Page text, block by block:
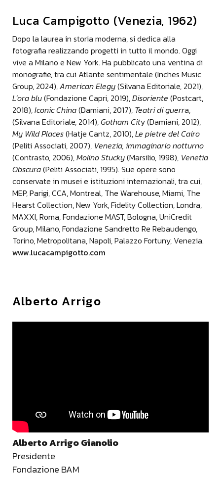
quindi questo lavoro si integra perfettamente.
Luca Campigotto - Fotografo
Finalmente una mostra molto bella che raccoglie il
lavoro di quattro grandi fotografi che sono anche
amici che conosco da tantissimi anni. Città
operosa è un termine giusto ma che ti mette già un
po' in difficoltà perché mi sembra quasi limitante
rispetto al respiro che ha Mantova. Il mio è ancora
tutto un lavoro in fieri, penso che sarà sviluppato
probabilmente gran parte di notte e in qualche
modo anche il mio lavoro di Mantova mi
piacerebbe interpretarlo come un viaggio libero
nella storia e nello spazio della città.
Cercherò di allargare lo spettro anche
guardandomi intorno a 360 gradi perché sono
sicuro che c'è molto da fare perché la città è un
luogo che ha molto da offrire.
Gabriele Barucca - Soprintendente -
Soprintendenza Archeologia Belle Arti e
Paesaggio CR LO MN
col tempo, vale a dire quella della Fondazione
il compito di chiamare grandi fotografi che hanno
interpretazione di un paesaggio straordinario e di
una città altrettanto straordinaria.
Luca Campigotto (Venezia, 1962)
Dopo la laurea in storia moderna, si dedica alla
fotografia realizzando progetti in tutto il mondo. Oggi
vive a Milano e New York. Ha pubblicato una ventina di
monografie, tra cui Atlante sentimentale (Inches Music
Group, 2024),American Elegy(Silvana Editoriale, 2021),
L’ora blu(Fondazione Capri, 2019),Disoriente (Postcart,
2018),Iconic China(Damiani, 2017), Teatri di guerra,
(Silvana Editoriale, 2014),Gotham City (Damiani, 2012),
My Wild Places(Hatje Cantz, 2010),Le pietre del Cairo
(Peliti Associati, 2007), Venezia, immaginario notturno
(Contrasto, 2006),Molino Stucky(Marsilio, 1998), Venetia
Obscura(Peliti Associati, 1995). Sue opere sono
conservate in musei e istituzioni internazionali, tra cui,
MEP, Parigi, CCA, Montreal, The Warehouse, Miami, The
Hearst Collection, New York, Fidelity Collection, Londra,
MAXXI, Roma, Fondazione MAST, Bologna, UniCredit
Group, Milano, Fondazione Sandretto Re Rebaudengo,
Torino, Metropolitana, Napoli, Palazzo Fortuny, Venezia.
www.lucacampigotto.com
Alberto Arrigo
Alberto Arrigo Gianolio
Presidente
Fondazione BAM